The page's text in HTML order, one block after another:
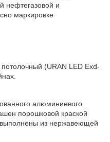
нефтегазовой и
маркировке
(URAN LED Exd-
алюминиевого
порошковой краской
из нержавеющей